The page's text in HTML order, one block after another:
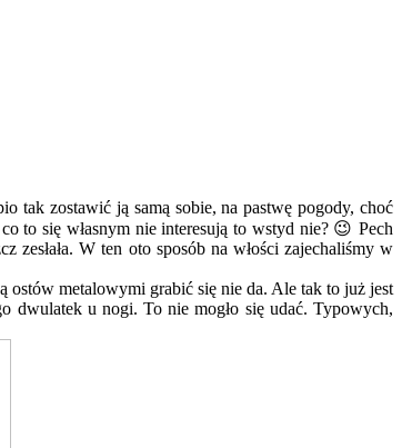
tak zostawić ją samą sobie, na pastwę pogody, choć
to się własnym nie interesują to wstyd nie? 😉 Pech
zesłała. W ten oto sposób na włości zajechaliśmy w
ostów metalowymi grabić się nie da. Ale tak to już jest
dwulatek u nogi. To nie mogło się udać. Typowych,